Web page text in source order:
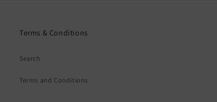
Terms & Conditions
Search
Terms and Conditions